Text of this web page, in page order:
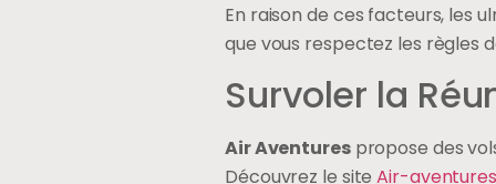
En raison de ces facteurs, les
que vous respectez les règles
Survoler la
Air Aventurespropose des
Découvrez le siteAir-